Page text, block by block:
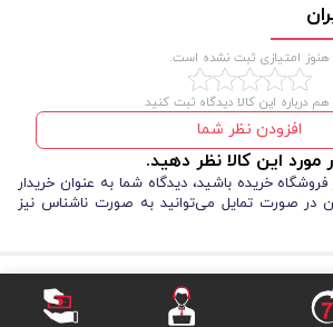
هنوز امتیازی ثبت نشده است.
درباره این کالا دیدگاه ثبت کنید
افزودن نظر شما
این کالا نظر دهید.
فروشگاه خریده باشید، دیدگاه شما به عنوان خریدار
صورت تمایل می‌توانید به صورت ناشناس نیز